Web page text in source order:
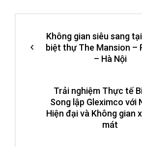
Không gian siêu sang
biệt thự The Mansion –
– Hà Nội
Trải nghiệm Thực tế
Song lập Gleximco với
Hiện đại và Không gian
mát